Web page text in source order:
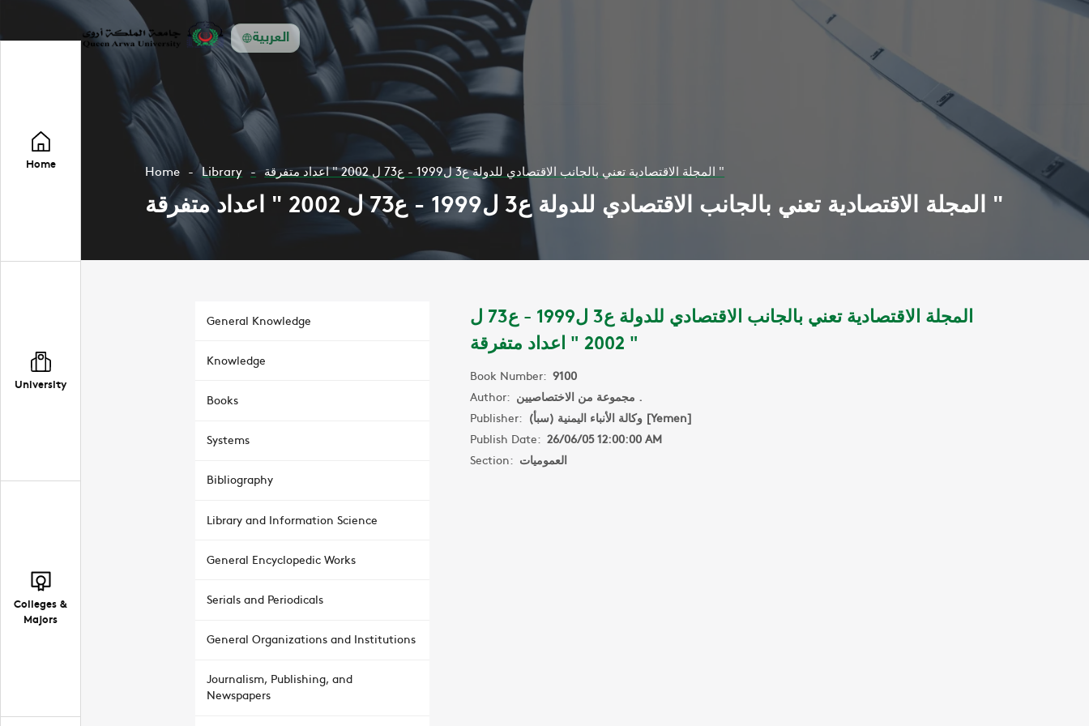
العربية
Home
University
Colleges &
Majors
Home Library المجلة الاقتصادية تعني بالجانب الاقتصادي للدولة ع3 ل1999 - ع73 ل 2002 " اعداد متفرقة "
المجلة الاقتصادية تعني بالجانب الاقتصادي للدولة ع3 ل1999 - ع73 ل 2002 " اعداد متفرقة "
General Knowledge
Knowledge
Books
Systems
Bibliography
Library and Information Science
General Encyclopedic Works
Serials and Periodicals
General Organizations and Institutions
Journalism, Publishing, and
Newspapers
المجلة الاقتصادية تعني بالجانب الاقتصادي للدولة ع3 ل1999 - ع73 ل
2002 " اعداد متفرقة "
Book Number: 9100
Author:
مجموعة من الاختصاصيين .
Publisher:
وكالة الأنباء اليمنية (سبأ) [Yemen]
Publish Date: 26/06/05 12:00:00 AM
Section: العموميات